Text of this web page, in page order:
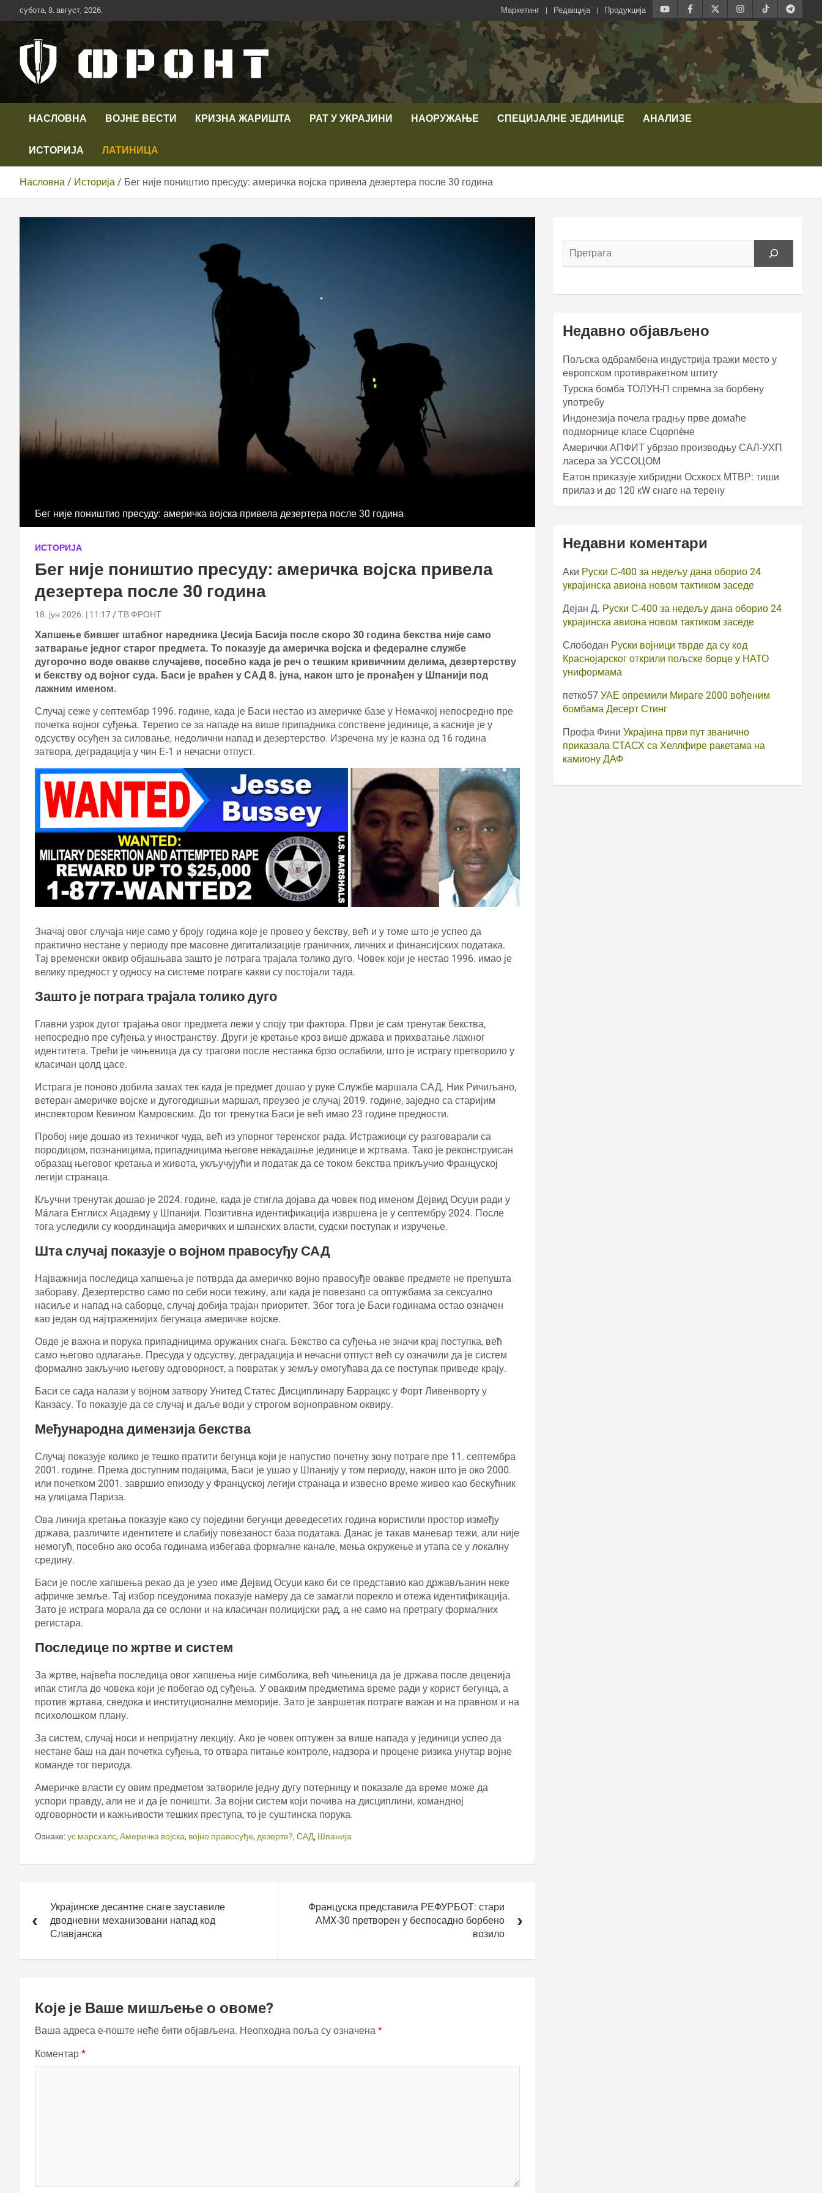
Скип
то
субота, 8. август, 2026. Маркетинг Редакција Продукција
Телевизија ФРОНТ
НАСЛОВНА ВОЈНЕ ВЕСТИ КРИЗНА ЖАРИШТА РАТ У УКРАЈИНИ НАОРУЖАЊЕ СПЕЦИЈАЛНЕ ЈЕДИНИЦЕ АНАЛИЗЕ
ИСТОРИЈА ЛАТИНИЦА
Насловна Историја Бег није поништио пресуду: америчка војска привела дезертера после 30 година
Бег није поништио пресуду: америчка војска привела дезертера после 30 година
ИСТОРИЈА
Бег није поништио пресуду: америчка војска привела
дезертера после 30 година
18. јун 2026. | 11:17 ТВ ФРОНТ
Хапшење бившег штабног наредника Џесија Басија после скоро 30 година бекства није само
затварање једног старог предмета. То показује да америчка војска и федералне службе
дугорочно воде овакве случајеве, посебно када је реч о тешким кривичним делима, дезертерству
и бекству од војног суда. Баси је враћен у САД 8. јуна, након што је пронађен у Шпанији под
лажним именом.
Случај сеже у септембар 1996. године, када је Баси нестао из америчке базе у Немачкој непосредно пре
почетка војног суђења. Теретио се за нападе на више припадника сопствене јединице, а касније је у
одсуству осуђен за силовање, недолични напад и дезертерство. Изречена му је казна од 16 година
затвора, деградација у чин Е-1 и нечасни отпуст.
Значај овог случаја није само у броју година које је провео у бекству, већ и у томе што је успео да
практично нестане у периоду пре масовне дигитализације граничних, личних и финансијских података.
Тај временски оквир објашњава зашто је потрага трајала толико дуго. Човек који је нестао 1996. имао је
велику предност у односу на системе потраге какви су постојали тада.
Зашто је потрага трајала толико дуго
Главни узрок дугог трајања овог предмета лежи у споју три фактора. Први је сам тренутак бекства,
непосредно пре суђења у иностранству. Други је кретање кроз више држава и прихватање лажног
идентитета. Трећи је чињеница да су трагови после нестанка брзо ослабили, што је истрагу претворило у
класичан цолд цасе.
Истрага је поново добила замах тек када је предмет дошао у руке Службе маршала САД. Ник Ричиљано,
ветеран америчке војске и дугогодишњи маршал, преузео је случај 2019. године, заједно са старијим
инспектором Кевином Камровским. До тог тренутка Баси је већ имао 23 године предности.
Пробој није дошао из техничког чуда, већ из упорног теренског рада. Истражиоци су разговарали са
породицом, познаницима, припадницима његове некадашње јединице и жртвама. Тако је реконструисан
образац његовог кретања и живота, укључујући и податак да се током бекства прикључио Француској
легији странаца.
Кључни тренутак дошао је 2024. године, када је стигла дојава да човек под именом Дејвид Осуџи ради у
Мáлага Енглисх Ацадемy у Шпанији. Позитивна идентификација извршена је у септембру 2024. После
тога уследили су координација америчких и шпанских власти, судски поступак и изручење.
Шта случај показује о војном правосуђу САД
Најважнија последица хапшења је потврда да америчко војно правосуђе овакве предмете не препушта
забораву. Дезертерство само по себи носи тежину, али када је повезано са оптужбама за сексуално
насиље и напад на саборце, случај добија трајан приоритет. Због тога је Баси годинама остао означен
као један од најтраженијих бегунаца америчке војске.
Овде је важна и порука припадницима оружаних снага. Бекство са суђења не значи крај поступка, већ
само његово одлагање. Пресуда у одсуству, деградација и нечасни отпуст већ су означили да је систем
формално закључио његову одговорност, а повратак у земљу омогућава да се поступак приведе крају.
Баси се сада налази у војном затвору Унитед Статес Дисциплинарy Баррацкс у Форт Ливенворту у
Канзасу. То показује да се случај и даље води у строгом војноправном оквиру.
Међународна димензија бекства
Случај показује колико је тешко пратити бегунца који је напустио почетну зону потраге пре 11. септембра
2001. године. Према доступним подацима, Баси је ушао у Шпанију у том периоду, након што је око 2000.
или почетком 2001. завршио епизоду у Француској легији странаца и извесно време живео као бескућник
на улицама Париза.
Ова линија кретања показује како су поједини бегунци деведесетих година користили простор између
држава, различите идентитете и слабију повезаност база података. Данас је такав маневар тежи, али није
немогућ, посебно ако особа годинама избегава формалне канале, мења окружење и утапа се у локалну
средину.
Баси је после хапшења рекао да је узео име Дејвид Осуџи како би се представио као држављанин неке
афричке земље. Тај избор псеудонима показује намеру да се замагли порекло и отежа идентификација.
Зато је истрага морала да се ослони и на класичан полицијски рад, а не само на претрагу формалних
регистара.
Последице по жртве и систем
За жртве, највећа последица овог хапшења није симболика, већ чињеница да је држава после деценија
ипак стигла до човека који је побегао од суђења. У оваквим предметима време ради у корист бегунца, а
против жртава, сведока и институционалне меморије. Зато је завршетак потраге важан и на правном и на
психолошком плану.
За систем, случај носи и непријатну лекцију. Ако је човек оптужен за више напада у јединици успео да
нестане баш на дан почетка суђења, то отвара питање контроле, надзора и процене ризика унутар војне
команде тог периода.
Америчке власти су овим предметом затвориле једну дугу потерницу и показале да време може да
успори правду, али не и да је поништи. За војни систем који почива на дисциплини, командној
одговорности и кажњивости тешких преступа, то је суштинска порука.
Ознаке:ус марсхалс, Америчка војска, војно правосуђе, дезерте?, САД, Шпанија
чланкаУкрајинске десантне снаге зауставиле
дводневни механизовани напад код
Славјанска
Француска представила РЕФУРБОТ: стари
АМX-30 претворен у беспосадно борбено
возило
Које је Ваше мишљење о овоме?
Ваша адреса е-поште неће бити објављена. Неопходна поља су означена *
Коментар *
Недавно објављено
Пољска одбрамбена индустрија тражи место у
европском противракетном штиту
Турска бомба ТОЛУН-П спремна за борбену
употребу
Индонезија почела градњу прве домаће
подморнице класе Сцорпèне
Амерички АПФИТ убрзао производњу САЛ-УХП
ласера за УССОЦОМ
Еатон приказује хибридни Осхкосх МТВР: тиши
прилаз и до 120 кW снаге на терену
Недавни коментари
Аки Руски С-400 за недељу дана оборио 24
украјинска авиона новом тактиком заседе
Дејан Д. Руски С-400 за недељу дана оборио 24
украјинска авиона новом тактиком заседе
Слободан Руски војници тврде да су код
Краснојарског открили пољске борце у НАТО
униформама
петко57 УАЕ опремили Мираге 2000 вођеним
бомбама Десерт Стинг
Профа Фини Украјина први пут званично
приказала СТАСХ са Хеллфире ракетама на
камиону ДАФ